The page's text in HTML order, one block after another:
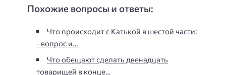
Похожие вопросы и ответы:
Что происходит с Катькой в шестой части:
- вопрос и…
Что обещают сделать двенадцать
товарищей в конце…